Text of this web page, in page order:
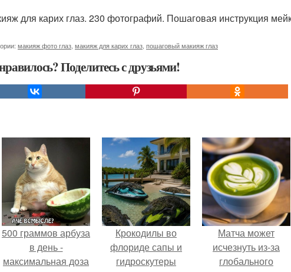
для карих глаз. 230 фотографий. Пошаговая инструкция
макияж фото глаз макияж для карих глаз пошаговый макияж глаз
Поделитесь с друзьями!
500 граммов арбуза
в день -
максимальная доза
Крокодилы во
флориде сапы и
гидроскутеры
Матча может
исчезнуть из-за
глобального